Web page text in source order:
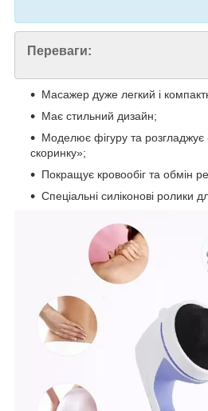
Переваги:
Масажер дуже легкий і
Має стильний дизайн;
Моделює фігуру та розгладжує
скоринку»;
Покращує кровообіг та обмін
Спеціальні силіконові ролики